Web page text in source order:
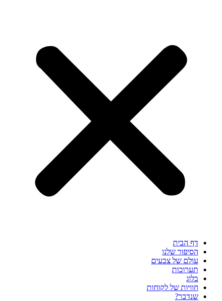
דף הבית
הסיפור שלנו
עולם של צבעים
תערוכות
בלוג
חוויות של לקוחות
שנדבר?